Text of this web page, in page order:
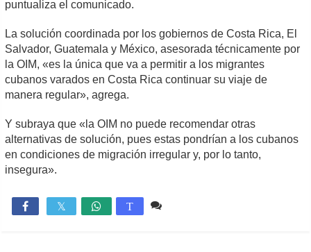
puntualiza el comunicado.
La solución coordinada por los gobiernos de Costa Rica, El
Salvador, Guatemala y México, asesorada técnicamente por
la OIM, «es la única que va a permitir a los migrantes
cubanos varados en Costa Rica continuar su viaje de
manera regular», agrega.
Y subraya que «la OIM no puede recomendar otras
alternativas de solución, pues estas pondrían a los cubanos
en condiciones de migración irregular y, por lo tanto,
insegura».
 T